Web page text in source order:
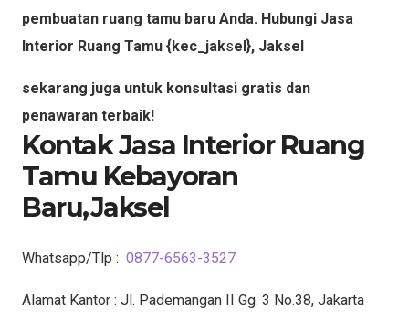
pembuatan ruang tamu baru Anda. Hubungi Jasa
Interior Ruang Tamu {kec_jaksel}, Jaksel
sekarang juga untuk konsultasi gratis dan
penawaran terbaik!
Kontak Jasa Interior Ruang
Tamu Kebayoran
Baru,Jaksel
Whatsapp/Tlp : 0877-6563-3527
Alamat Kantor : Jl. Pademangan II Gg. 3 No.38, Jakarta